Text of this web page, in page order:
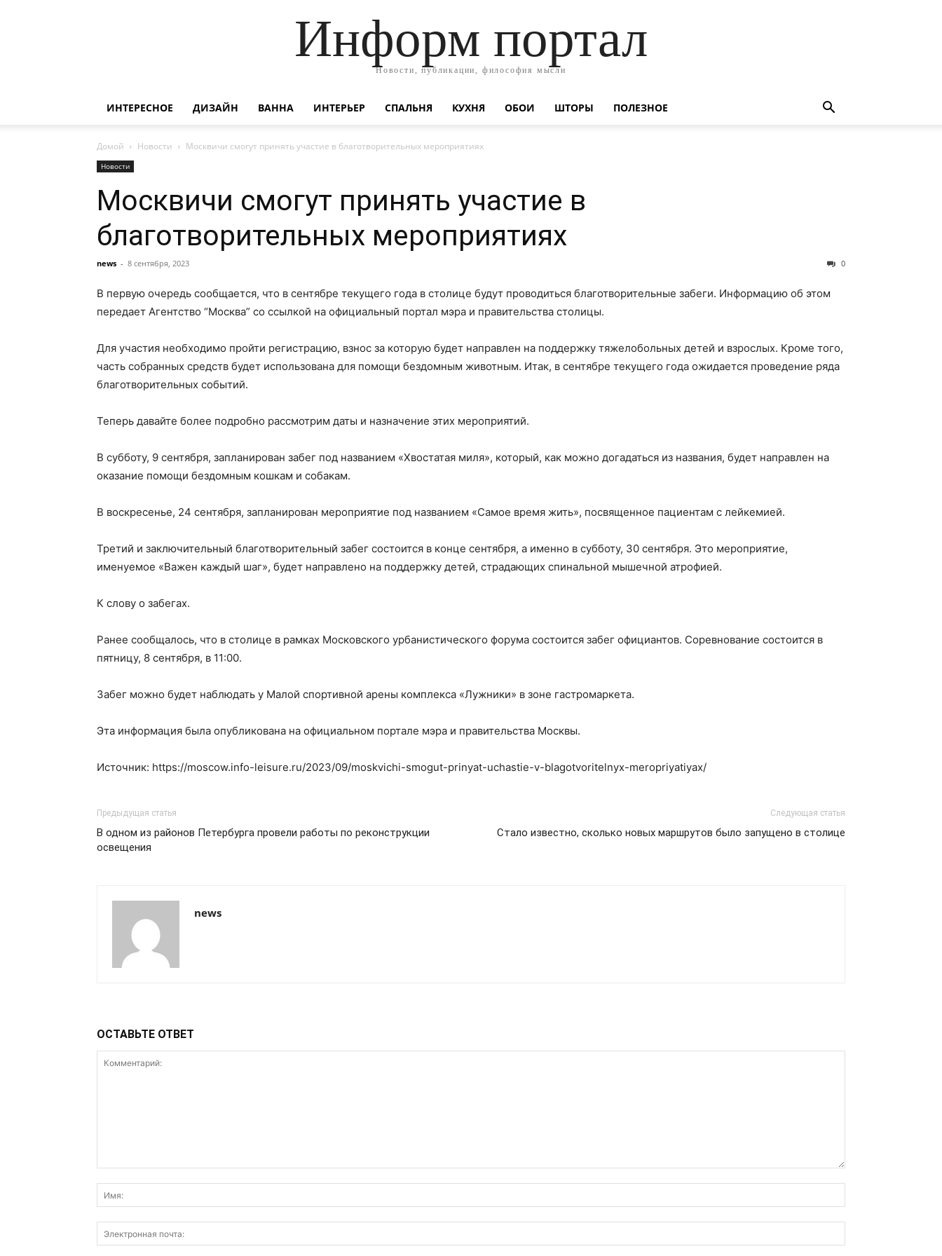
Информ портал
Новости, публикации, философия мысли
ИНТЕРЕСНОЕ ДИЗАЙН ВАННА ИНТЕРЬЕР СПАЛЬНЯ КУХНЯ ОБОИ ШТОРЫ ПОЛЕЗНОЕ
Домой Новости Москвичи смогут принять участие в благотворительных мероприятиях
Новости
Москвичи смогут принять участие в
благотворительных мероприятиях
news - 8 сентября, 2023 0
В первую очередь сообщается, что в сентябре текущего года в столице будут проводиться благотворительные забеги. Информацию об этом
передает Агентство “Москва” со ссылкой на официальный портал мэра и правительства столицы.
Для участия необходимо пройти регистрацию, взнос за которую будет направлен на поддержку тяжелобольных детей и взрослых. Кроме того,
часть собранных средств будет использована для помощи бездомным животным. Итак, в сентябре текущего года ожидается проведение ряда
благотворительных событий.
Теперь давайте более подробно рассмотрим даты и назначение этих мероприятий.
В субботу, 9 сентября, запланирован забег под названием «Хвостатая миля», который, как можно догадаться из названия, будет направлен на
оказание помощи бездомным кошкам и собакам.
В воскресенье, 24 сентября, запланирован мероприятие под названием «Самое время жить», посвященное пациентам с лейкемией.
Третий и заключительный благотворительный забег состоится в конце сентября, а именно в субботу, 30 сентября. Это мероприятие,
именуемое «Важен каждый шаг», будет направлено на поддержку детей, страдающих спинальной мышечной атрофией.
К слову о забегах.
Ранее сообщалось, что в столице в рамках Московского урбанистического форума состоится забег официантов. Соревнование состоится в
пятницу, 8 сентября, в 11:00.
Забег можно будет наблюдать у Малой спортивной арены комплекса «Лужники» в зоне гастромаркета.
Эта информация была опубликована на официальном портале мэра и правительства Москвы.
Источник: https://moscow.info-leisure.ru/2023/09/moskvichi-smogut-prinyat-uchastie-v-blagotvoritelnyx-meropriyatiyax/
Предыдущая статья
В одном из районов Петербурга провели работы по реконструкции
освещения
Следующая статья
Стало известно, сколько новых маршрутов было запущено в столице
news
ОСТАВЬТЕ ОТВЕТ